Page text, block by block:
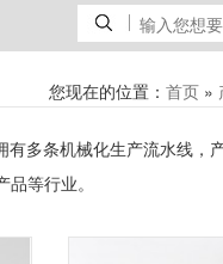
您现在的位置： 首页 »
有多条机械化生产流水线，
等行业。